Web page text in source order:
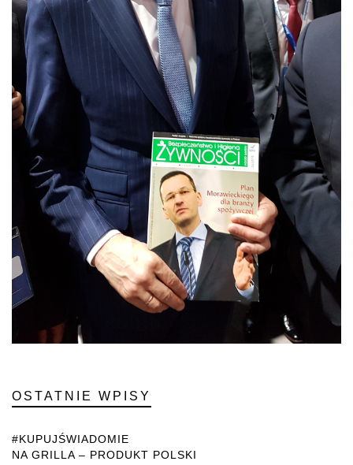
OSTATNIE WPISY
#KUPUJŚWIADOMIE
NA GRILLA – PRODUKT POLSKI